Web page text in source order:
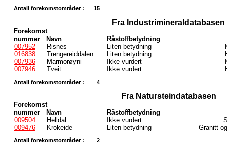
Antall forekomstområder : 15
Fra Industrimineraldatabasen
Forekomst
nummer
Navn
Råstoffbetydning
007952
Risnes Liten betydning
016838
Trengereiddalen Liten betydning
007936
Marmorøyni Ikke vurdert
007946
Tveit Ikke vurdert
Antall forekomstområder : 4
Fra Natursteindatabasen
Forekomst
nummer
Navn
Råstoffbetydning
009504
Helldal Ikke vurdert
009476
Krokeide Liten betydning Granitt
Antall forekomstområder : 2